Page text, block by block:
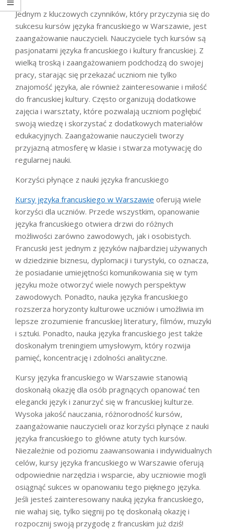
Jednym z kluczowych czynników, który przyczynia się do
sukcesu kursów języka francuskiego w Warszawie, jest
zaangażowanie nauczycieli. Nauczyciele tych kursów są
pasjonatami języka francuskiego i kultury francuskiej. Z
wielką troską i zaangażowaniem podchodzą do swojej
pracy, starając się przekazać uczniom nie tylko
znajomość języka, ale również zainteresowanie i miłość
do francuskiej kultury. Często organizują dodatkowe
zajęcia i warsztaty, które pozwalają uczniom pogłębić
swoją wiedzę i skorzystać z dodatkowych materiałów
edukacyjnych. Zaangażowanie nauczycieli tworzy
przyjazną atmosferę w klasie i stwarza motywację do
regularnej nauki.
Korzyści płynące z nauki języka francuskiego
Kursy języka francuskiego w Warszawie oferują wiele
korzyści dla uczniów. Przede wszystkim, opanowanie
języka francuskiego otwiera drzwi do różnych
możliwości zarówno zawodowych, jak i osobistych.
Francuski jest jednym z języków najbardziej używanych
w dziedzinie biznesu, dyplomacji i turystyki, co oznacza,
że posiadanie umiejętności komunikowania się w tym
języku może otworzyć wiele nowych perspektyw
zawodowych. Ponadto, nauka języka francuskiego
rozszerza horyzonty kulturowe uczniów i umożliwia im
lepsze zrozumienie francuskiej literatury, filmów, muzyki
i sztuki. Ponadto, nauka języka francuskiego jest także
doskonałym treningiem umysłowym, który rozwija
pamięć, koncentrację i zdolności analityczne.
Kursy języka francuskiego w Warszawie stanowią
doskonałą okazję dla osób pragnących opanować ten
elegancki język i zanurzyć się w francuskiej kulturze.
Wysoka jakość nauczania, różnorodność kursów,
zaangażowanie nauczycieli oraz korzyści płynące z nauki
języka francuskiego to główne atuty tych kursów.
Niezależnie od poziomu zaawansowania i indywidualnych
celów, kursy języka francuskiego w Warszawie oferują
odpowiednie narzędzia i wsparcie, aby uczniowie mogli
osiągnąć sukces w opanowaniu tego pięknego języka.
Jeśli jesteś zainteresowany nauką języka francuskiego,
nie wahaj się, tylko sięgnij po tę doskonałą okazję i
rozpocznij swoją przygodę z francuskim już dziś!